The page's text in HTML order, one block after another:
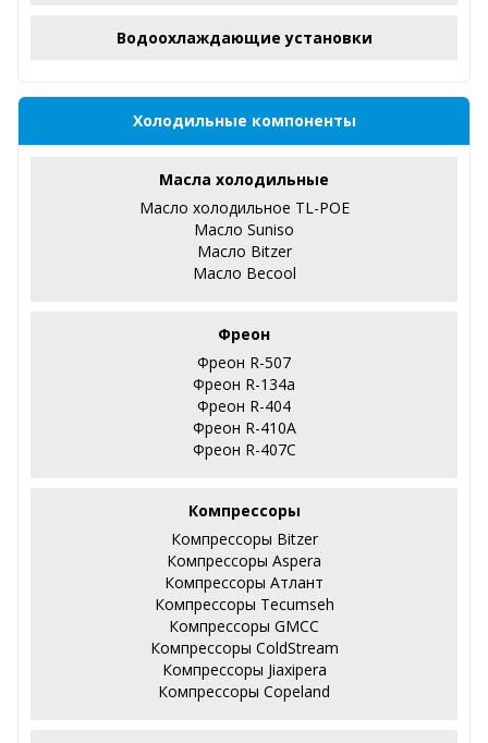
Водоохлаждающие установки
Холодильные компоненты
Масла холодильные
Масло холодильное TL-POE
Масло Suniso
Масло Bitzer
Масло Becool
Фреон
Фреон R-507
Фреон R-134a
Фреон R-404
Фреон R-410А
Фреон R-407С
Компрессоры
Компрессоры Bitzer
Компрессоры Aspera
Компрессоры Атлант
Компрессоры Tecumseh
Компрессоры GMCC
Компрессоры ColdStream
Компрессоры Jiaxipera
Компрессоры Copeland